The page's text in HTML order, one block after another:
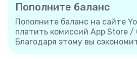
Пополните баланс
Пополните баланс на сайте
платить комиссий App Store /
Благодаря этому вы